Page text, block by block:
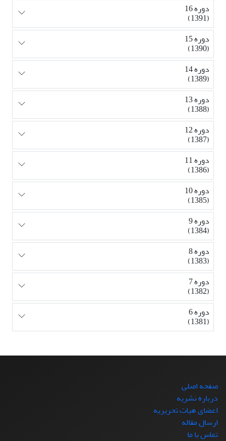
دوره 16
(1391)
دوره 15
(1390)
دوره 14
(1389)
دوره 13
(1388)
دوره 12
(1387)
دوره 11
(1386)
دوره 10
(1385)
دوره 9
(1384)
دوره 8
(1383)
دوره 7
(1382)
دوره 6
(1381)
صفحه اصلی
درباره نشریه
اعضای هیات تحریریه
ارسال مقاله
تماس با ما